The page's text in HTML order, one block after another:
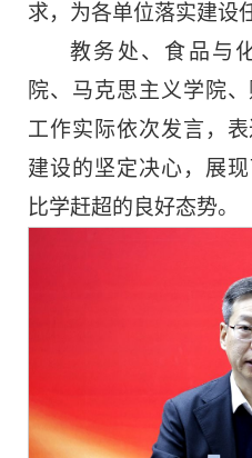
求，为各单位落实建设
教务处、食品与
院、马克思主义学院
工作实际依次发言，
建设的坚定决心，展
比学赶超的良好态势。